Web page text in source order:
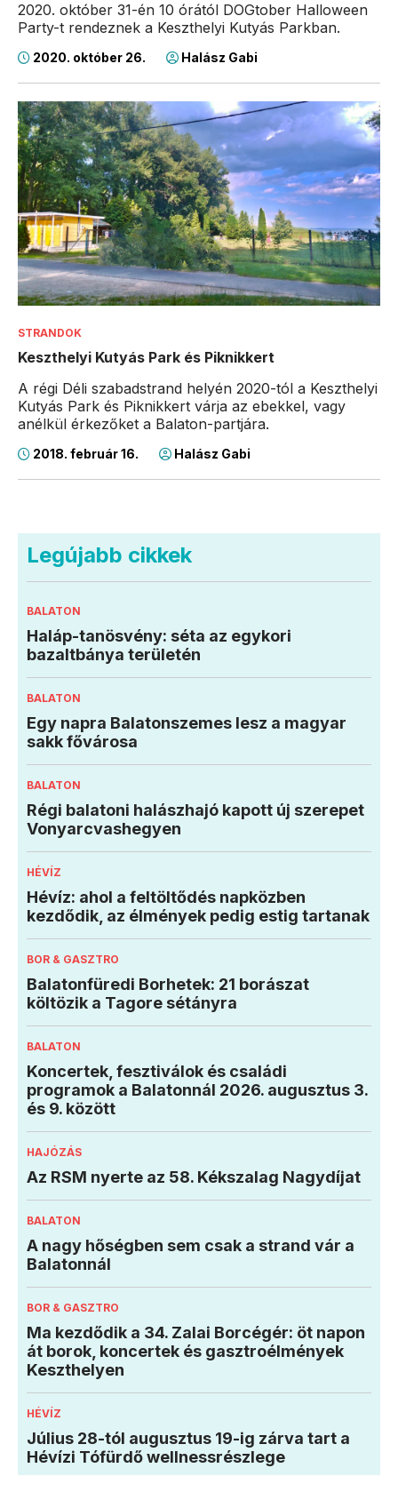
2020. október 31-én 10 órától DOGtober Halloween
Party-t rendeznek a Keszthelyi Kutyás Parkban.
2020. október 26. Halász Gabi
STRANDOK
Keszthelyi Kutyás Park és Piknikkert
A régi Déli szabadstrand helyén 2020-tól a Keszthelyi
Kutyás Park és Piknikkert várja az ebekkel, vagy
anélkül érkezőket a Balaton-partjára.
2018. február 16. Halász Gabi
Legújabb cikkek
BALATON
Haláp-tanösvény: séta az egykori
bazaltbánya területén
BALATON
Egy napra Balatonszemes lesz a magyar
sakk fővárosa
BALATON
Régi balatoni halászhajó kapott új szerepet
Vonyarcvashegyen
HÉVÍZ
Hévíz: ahol a feltöltődés napközben
kezdődik, az élmények pedig estig tartanak
BOR & GASZTRO
Balatonfüredi Borhetek: 21 borászat
költözik a Tagore sétányra
BALATON
Koncertek, fesztiválok és családi
programok a Balatonnál 2026. augusztus 3.
és 9. között
HAJÓZÁS
Az RSM nyerte az 58. Kékszalag Nagydíjat
BALATON
A nagy hőségben sem csak a strand vár a
Balatonnál
BOR & GASZTRO
Ma kezdődik a 34. Zalai Borcégér: öt napon
át borok, koncertek és gasztroélmények
Keszthelyen
HÉVÍZ
Július 28-tól augusztus 19-ig zárva tart a
Hévízi Tófürdő wellnessrészlege